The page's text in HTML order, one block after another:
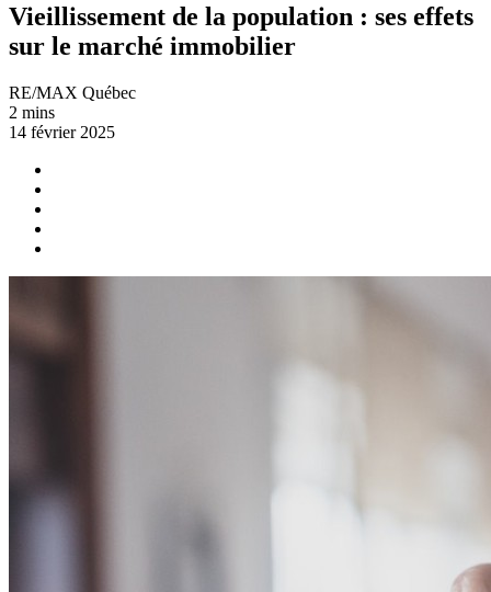
Vieillissement de la population : ses effets
sur le marché immobilier
RE/MAX Québec
2 mins
14 février 2025